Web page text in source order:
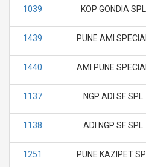
1039 KOP GONDIA SPL
1439 PUNE AMI SPECIAL
1440 AMI PUNE SPECIAL
1137 NGP ADI SF SPL
1138 ADI NGP SF SPL
1251 PUNE KAZIPET SPL